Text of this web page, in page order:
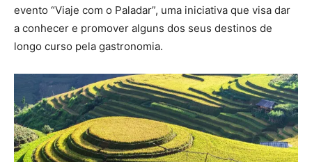
evento “Viaje com o Paladar”, uma iniciativa que visa dar
a conhecer e promover alguns dos seus destinos de
longo curso pela gastronomia.